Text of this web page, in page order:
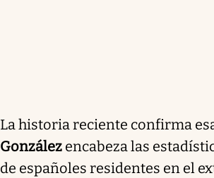
La historia reciente confirma
González encabeza las
de españoles residentes en el